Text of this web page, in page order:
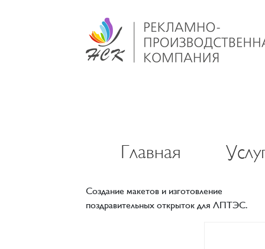
Главная
Создание макетов и изготовление
поздравительных открыток для ЛПТЭС.